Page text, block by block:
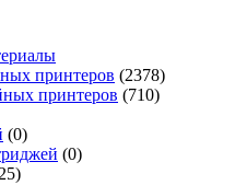
принтеров (2378)
принтеров (710)
(0)
(0)